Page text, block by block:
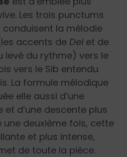
Les trois punctums
la mélodie
accents de Dei et de
levé du rythme) vers le
vers le Sib entendu
La formule mélodique
elle aussi d’une
d’une descente plus
une deuxième fois, cette
et plus intense,
de toute la pièce.